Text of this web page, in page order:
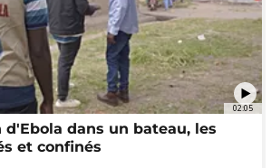
02:05
d'Ebola dans un bateau, les
et confinés